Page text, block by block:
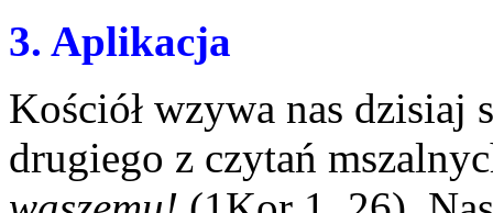
3. Aplikacja
Kościół wzywa nas dzisiaj
drugiego z czytań